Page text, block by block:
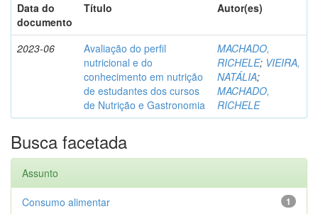
Data do
documento
Título Autor(es)
2023-06
Avaliação do perfil
nutricional e do
conhecimento em nutrição
de estudantes dos cursos
de Nutrição e Gastronomia
MACHADO,
RICHELE; VIEIRA,
NATÁLIA;
MACHADO,
RICHELE
Busca facetada
Assunto
1
Consumo alimentar